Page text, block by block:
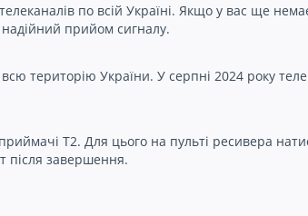
по всій Україні. Якщо у вас ще
надійний прийом сигналу.
територію України. У серпні 2024 року
Т2. Для цього на пульті ресивера
після завершення.